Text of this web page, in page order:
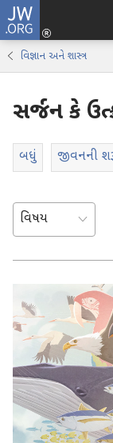
JW.ORG
વિજ્ઞાન અને શાસ્ત્ર
સર્જન કે
બધું જીવનની